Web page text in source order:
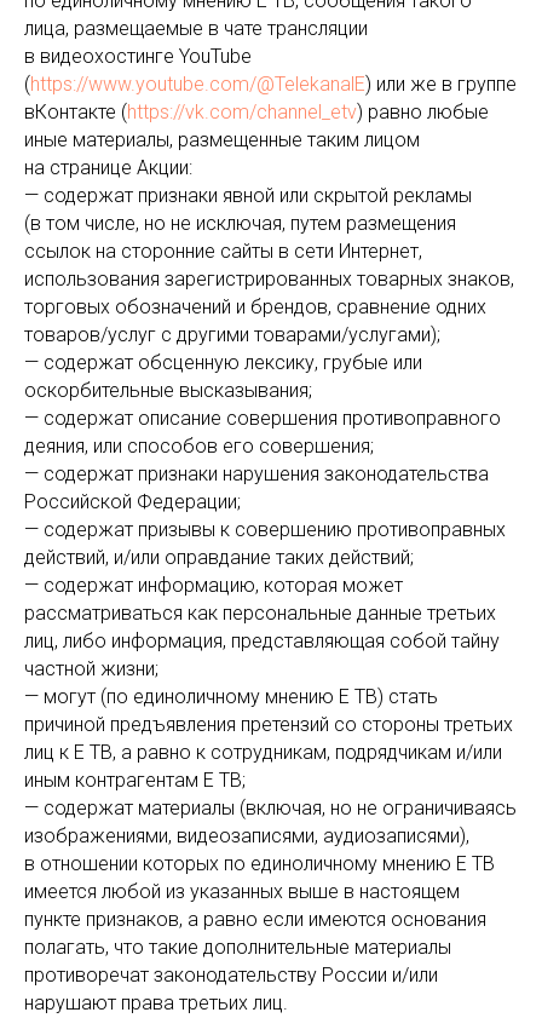
лица, размещаемые в чате трансляции
в видеохостинге YouTube
(https://www.youtube.com/@TelekanalE) или же в группе
вКонтакте (https://vk.com/channel_etv) равно любые
иные материалы, размещенные таким лицом
на странице Акции:
— содержат признаки явной или скрытой рекламы
(в том числе, но не исключая, путем размещения
ссылок на сторонние сайты в сети Интернет,
использования зарегистрированных товарных знаков,
торговых обозначений и брендов, сравнение одних
товаров/услуг с другими товарами/услугами);
— содержат обсценную лексику, грубые или
оскорбительные высказывания;
— содержат описание совершения противоправного
деяния, или способов его совершения;
— содержат признаки нарушения законодательства
Российской Федерации;
— содержат призывы к совершению противоправных
действий, и/или оправдание таких действий;
— содержат информацию, которая может
рассматриваться как персональные данные третьих
лиц, либо информация, представляющая собой тайну
частной жизни;
— могут (по единоличному мнению Е ТВ) стать
причиной предъявления претензий со стороны третьих
лиц к Е ТВ, а равно к сотрудникам, подрядчикам и/или
иным контрагентам Е ТВ;
— содержат материалы (включая, но не ограничиваясь
изображениями, видеозаписями, аудиозаписями),
в отношении которых по единоличному мнению Е ТВ
имеется любой из указанных выше в настоящем
пункте признаков, а равно если имеются основания
полагать, что такие дополнительные материалы
противоречат законодательству России и/или
нарушают права третьих лиц.